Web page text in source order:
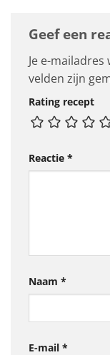
Geef een
Je e-
velden zijn
Rating recept
Reactie *
Naam *
E-mail *